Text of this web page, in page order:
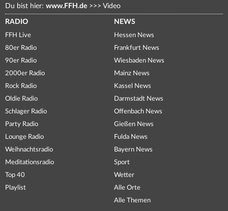
Du bist hier: www.FFH.de >>> Video
RADIO
FFH Live
80er Radio
90er Radio
2000er Radio
Rock Radio
Oldie Radio
Schlager Radio
Party Radio
Lounge Radio
Weihnachtsradio
Meditationsradio
Top 40
Playlist
NEWS
Hessen News
Frankfurt News
Wiesbaden News
Mainz News
Kassel News
Darmstadt News
Offenbach News
Gießen News
Fulda News
Bayern News
Sport
Wetter
Alle Orte
Alle Themen